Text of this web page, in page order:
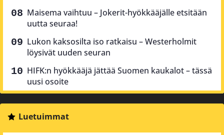
Maisema vaihtuu – Jokerit-hyökkääjälle etsitään
uutta seuraa!
Lukon kaksosilta iso ratkaisu – Westerholmit
löysivät uuden seuran
HIFK:n hyökkääjä jättää Suomen kaukalot – tässä
uusi osoite
Luetuimmat